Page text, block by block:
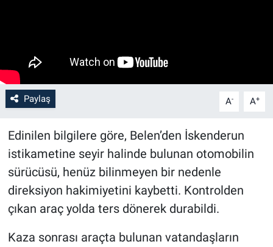
Paylaş A- A+
Edinilen bilgilere göre, Belen’den İskenderun
istikametine seyir halinde bulunan otomobilin
sürücüsü, henüz bilinmeyen bir nedenle
direksiyon hakimiyetini kaybetti. Kontrolden
çıkan araç yolda ters dönerek durabildi.
Kaza sonrası araçta bulunan vatandaşların